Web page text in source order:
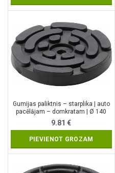
Gumijas paliktnis – starplika | auto
pacēlājam – domkratam | Ø 140
mm (6477)
9.81€
PIEVIENOT GROZAM